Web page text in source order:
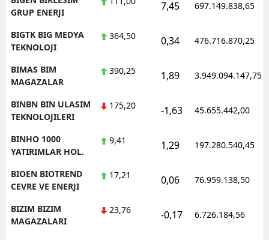
GRUP ENERJI
7,45 697.149.838,65
BIGTK BIG MEDYA
TEKNOLOJI
364,50 0,34 476.716.870,25
BIMAS BIM
MAGAZALAR
390,25 1,89 3.949.094.147,75
BINBN BIN ULASIM
TEKNOLOJILERI
175,20 -1,63 45.655.442,00
BINHO 1000
YATIRIMLAR HOL.
9,41 1,29 197.280.540,45
BIOEN BIOTREND
CEVRE VE ENERJI
17,21 0,06 76.959.138,50
BIZIM BIZIM
MAGAZALARI
23,76 -0,17 6.726.184,56